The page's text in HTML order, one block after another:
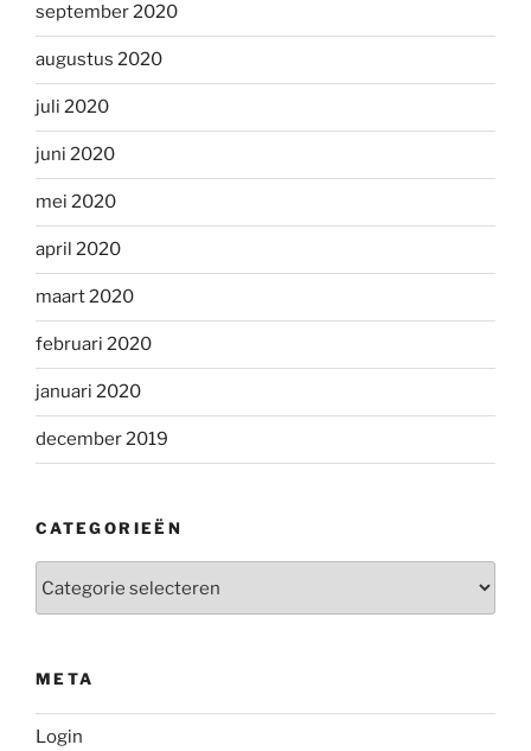
september 2020
augustus 2020
juli 2020
juni 2020
mei 2020
april 2020
maart 2020
februari 2020
januari 2020
december 2019
CATEGORIEËN
META
Login